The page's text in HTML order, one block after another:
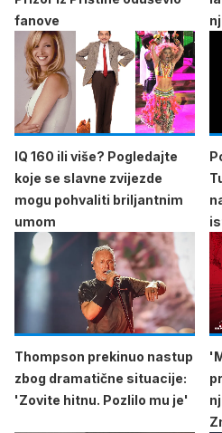
fanove
IQ 160 ili više? Pogledajte
koje se slavne zvijezde
mogu pohvaliti briljantnim
umom
Thompson prekinuo nastup
zbog dramatične situacije:
'Zovite hitnu. Pozlilo mu je'